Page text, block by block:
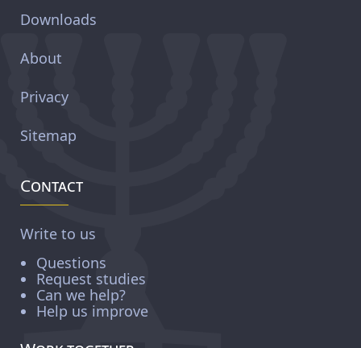
Downloads
About
Privacy
Sitemap
Contact
Write to us
Questions
Request studies
Can we help?
Help us improve